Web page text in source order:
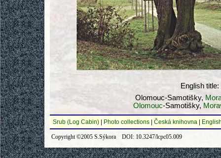
English title:
Olomouc-Samotišky,
Olomouc-Samotišky,
Srub (Log Cabin) Photo collections Česká knihovna
Copyright ©2005 S.Sýkora DOI: 10.3247/lcpc05.009